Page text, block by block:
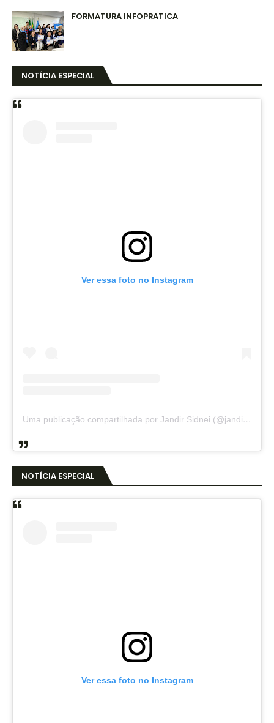
FORMATURA INFOPRATICA
NOTÍCIA ESPECIAL
Ver essa foto no Instagram
Uma publicação compartilhada por Jandir Sidnei (@jandirsidnei)
NOTÍCIA ESPECIAL
Ver essa foto no Instagram